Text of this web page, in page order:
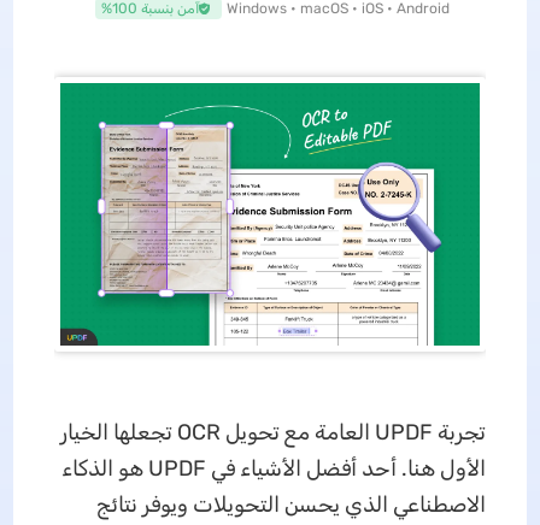
Windows • macOS • iOS • Android آمن بنسبة 100%
تجربة UPDF العامة مع تحويل OCR تجعلها الخيار
الأول هنا. أحد أفضل الأشياء في UPDF هو الذكاء
الاصطناعي الذي يحسن التحويلات ويوفر نتائج